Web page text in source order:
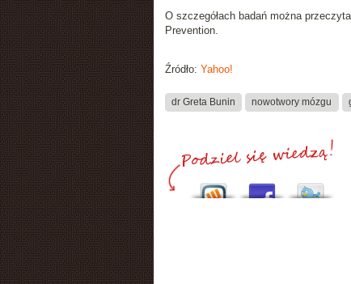
O szczegółach badań można
Prevention.
Źródło: Yahoo!
dr Greta Bunin nowotwory mózgu